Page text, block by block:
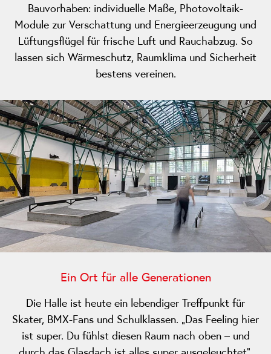
Bauvorhaben: individuelle Maße, Photovoltaik-
Module zur Verschattung und Energieerzeugung und
Lüftungsflügel für frische Luft und Rauchabzug. So
lassen sich Wärmeschutz, Raumklima und Sicherheit
bestens vereinen.
Ein Ort für alle Generationen
Die Halle ist heute ein lebendiger Treffpunkt für
Skater, BMX-Fans und Schulklassen. „Das Feeling hier
ist super. Du fühlst diesen Raum nach oben – und